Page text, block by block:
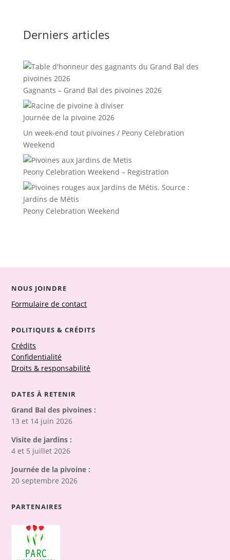
Derniers articles
Gagnants – Grand Bal des pivoines 2026
Journée de la pivoine 2026
Un week-end tout pivoines / Peony Celebration
Weekend
Peony Celebration Weekend – Registration
Peony Celebration Weekend
NOUS JOINDRE
Formulaire de contact
POLITIQUES & CRÉDITS
Crédits
Confidentialité
Droits & responsabilité
DATES À RETENIR
Grand Bal des pivoines :
13 et 14 juin 2026
Visite de jardins :
4 et 5 juillet 2026
Journée de la pivoine :
20 septembre 2026
PARTENAIRES